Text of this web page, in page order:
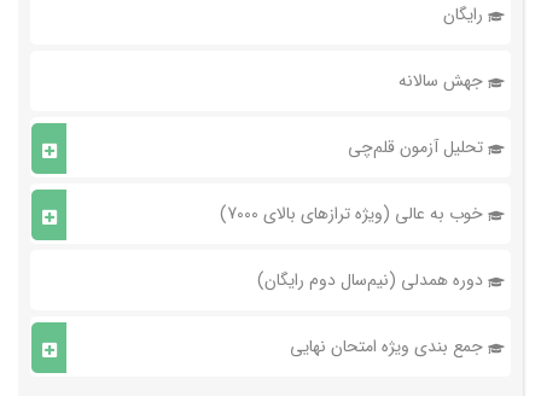
رایگان
جهش سالانه
تحلیل آزمون قلم‌چی
خوب به عالی (ویژه ترازهای بالای 7000)
دوره همدلی (نیم‌سال دوم رایگان)
جمع بندی ویژه امتحان نهایی